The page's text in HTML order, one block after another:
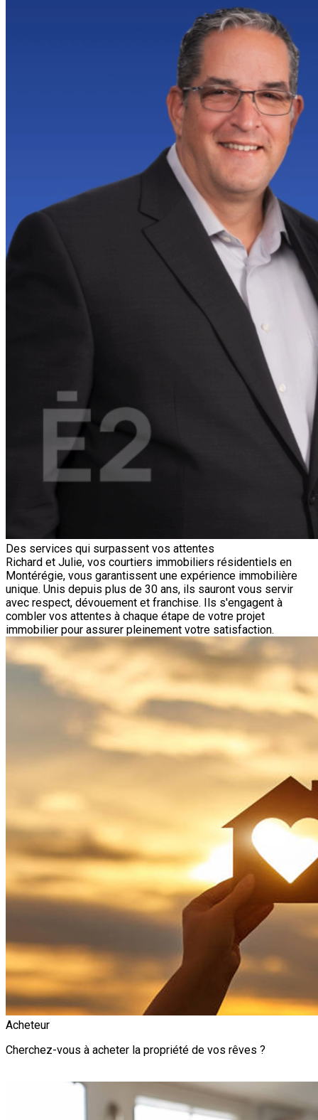
Des services qui surpassent vos attentes
Richard et Julie, vos courtiers immobiliers résidentiels en
Montérégie, vous garantissent une expérience immobilière
unique. Unis depuis plus de 30 ans, ils sauront vous servir
avec respect, dévouement et franchise. Ils s'engagent à
combler vos attentes à chaque étape de votre projet
immobilier pour assurer pleinement votre satisfaction.
Acheteur
Cherchez-vous à acheter la propriété de vos rêves ?